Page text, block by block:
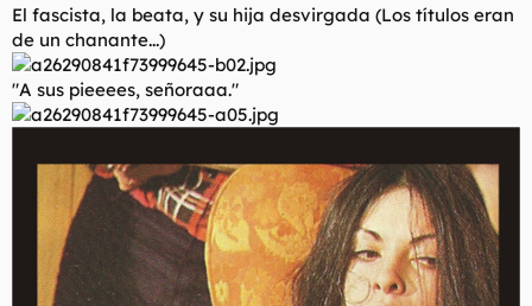
El fascista, la beata, y su hija desvirgada (Los títulos eran
de un chanante...)
"A sus pieeees, señoraaa."